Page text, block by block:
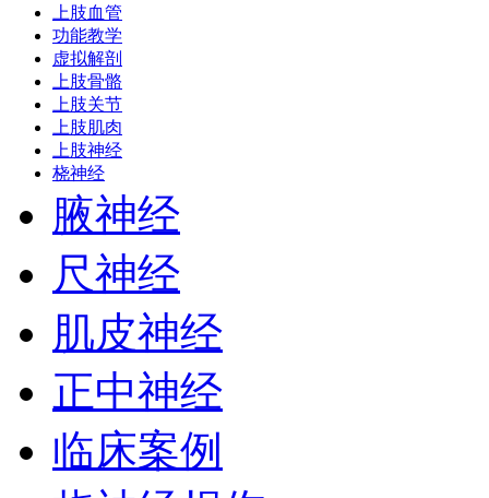
上肢血管
功能教学
虚拟解剖
上肢骨骼
上肢关节
上肢肌肉
上肢神经
桡神经
腋神经
尺神经
肌皮神经
正中神经
临床案例